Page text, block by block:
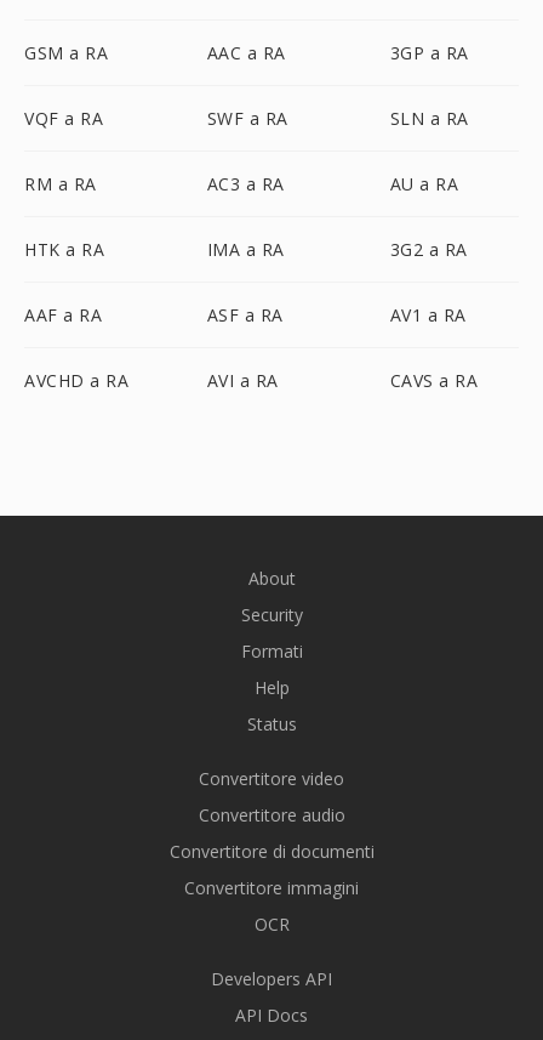
GSM a RA AAC a RA 3GP a RA
VQF a RA SWF a RA SLN a RA
RM a RA AC3 a RA AU a RA
HTK a RA IMA a RA 3G2 a RA
AAF a RA ASF a RA AV1 a RA
AVCHD a RA AVI a RA CAVS a RA
About
Security
Formati
Help
Status
Convertitore video
Convertitore audio
Convertitore di documenti
Convertitore immagini
OCR
Developers API
API Docs